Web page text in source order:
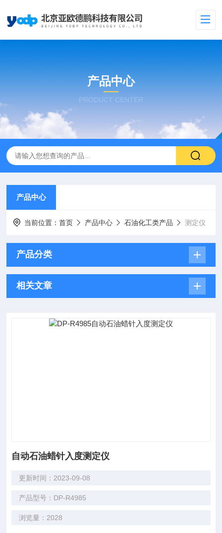
产品中心
PRODUCT CENTER
产品中心
当前位置：首页 产品中心 石油化工类产品 测定仪
产品分类
相关文章
自动石油蜡针入度测定仪
更新时间：2023-09-08
产品型号：DP-R4985
浏览量：2028